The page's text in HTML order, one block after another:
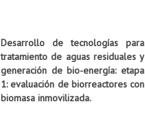
Desarrollo de tecnologías para
tratamiento de aguas residuales y
generación de bio-energía: etapa
1: evaluación de biorreactores con
biomasa inmovilizada.